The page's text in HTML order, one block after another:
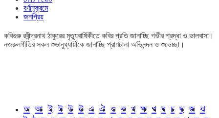
বর্ণানুক্রমে
জনপ্রিয়
কবিগুরু রবীন্দ্রনাথ ঠাকুরের মৃত্যুবার্ষিকীতে কবির প্রতি জানাচ্ছি গভীর শ্রদ্ধা ও ভালবাসা।
নজরুলগীতির সকল শুভানুধ্যায়ীকে জানাচ্ছি প্রাণঢালা অভিনন্দন ও শুভেচ্ছা।
অ আ ই ঈ উ ঊ এ ঐ ও ক খ ক্ষ গ ঘ চ ছ জ ঝ